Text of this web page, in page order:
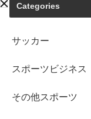
Categories
サッカー
スポーツビジネス
その他スポーツ